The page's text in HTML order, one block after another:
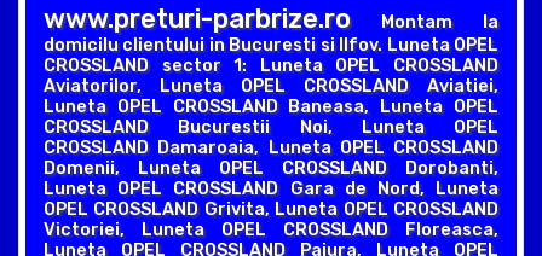
www.preturi-parbrize.roMontam la
domicilu clientului in Bucuresti si Ilfov. Luneta OPEL
CROSSLAND sector 1: Luneta OPEL CROSSLAND
Aviatorilor, Luneta OPEL CROSSLAND Aviatiei,
Luneta OPEL CROSSLAND Baneasa, Luneta OPEL
CROSSLAND Bucurestii Noi, Luneta OPEL
CROSSLAND Damaroaia, Luneta OPEL CROSSLAND
Domenii, Luneta OPEL CROSSLAND Dorobanti,
Luneta OPEL CROSSLAND Gara de Nord, Luneta
OPEL CROSSLAND Grivita, Luneta OPEL CROSSLAND
Victoriei, Luneta OPEL CROSSLAND Floreasca,
Luneta OPEL CROSSLAND Pajura, Luneta OPEL